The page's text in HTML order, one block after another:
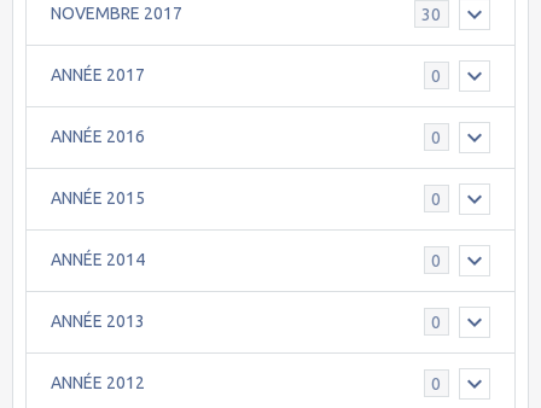
NOVEMBRE 2017 30
ANNÉE 2017 0
ANNÉE 2016 0
ANNÉE 2015 0
ANNÉE 2014 0
ANNÉE 2013 0
ANNÉE 2012 0